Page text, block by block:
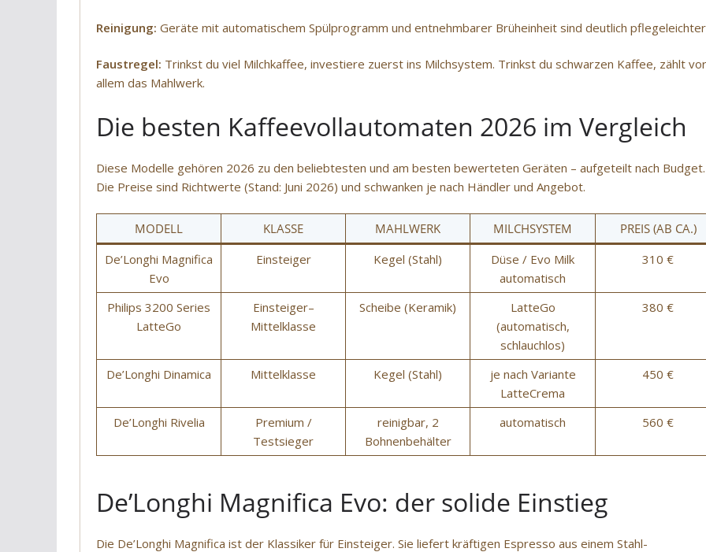
Reinigung: Geräte mit automatischem Spülprogramm und entnehmbarer Brüheinheit sind deutlich
Faustregel: Trinkst du viel Milchkaffee, investiere zuerst ins Milchsystem. Trinkst du schwarzen Kaffee, zählt vor
allem das Mahlwerk.
Die besten Kaffeevollautomaten 2026 im Vergleich
Diese Modelle gehören 2026 zu den beliebtesten und am besten bewerteten Geräten – aufgeteilt nach Budget.
Die Preise sind Richtwerte (Stand: Juni 2026) und schwanken je nach Händler und Angebot.
MODELL KLASSE MAHLWERK MILCHSYSTEM
PREIS (AB CA.)
De’Longhi Magnifica
Evo
Einsteiger Kegel (Stahl)
Düse / Evo Milk
automatisch
310 €
Philips 3200 Series
LatteGo
Einsteiger–
Mittelklasse
Scheibe (Keramik)
LatteGo
(automatisch,
schlauchlos)
380 €
De’Longhi Dinamica Mittelklasse Kegel (Stahl)
je nach Variante
LatteCrema
450 €
De’Longhi Rivelia
Premium /
Testsieger
reinigbar, 2
Bohnenbehälter
automatisch 560 €
De’Longhi Magnifica Evo: der solide Einstieg
Die De’Longhi Magnifica ist der Klassiker für Einsteiger. Sie liefert kräftigen Espresso aus einem Stahl-